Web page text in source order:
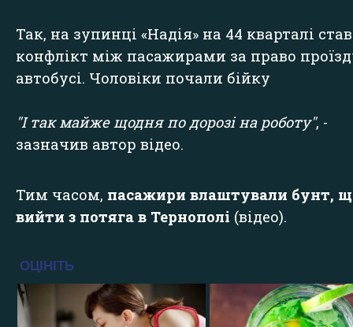
Так, на зупинці «Надія» на 44 кварталі
конфлікт між пасажирами за право
автобусі. Чоловіки почали бійку
"І так майже щодня по дорозі на роботу", -
зазначив автор відео.
Тим часом, пасажири влаштували бунт,
вийти з потяга в Тернополі (відео).